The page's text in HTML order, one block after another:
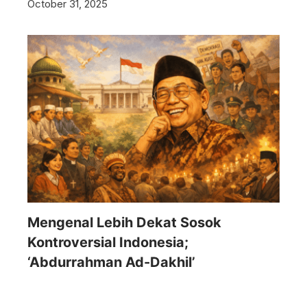
October 31, 2025
Mengenal Lebih Dekat Sosok
Kontroversial Indonesia;
‘Abdurrahman Ad-Dakhil’